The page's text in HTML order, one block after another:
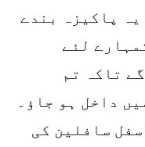
پاکیزہ بندے
لئے
تاکہ تم
داخل ہو جاؤ۔
سافلین کی